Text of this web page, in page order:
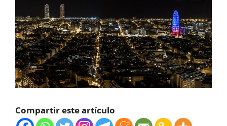
Compartir este artículo